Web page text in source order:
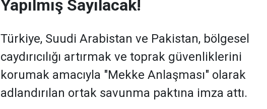
Yapılmış Sayılacak!
Türkiye, Suudi Arabistan ve Pakistan, bölgesel
caydırıcılığı artırmak ve toprak güvenliklerini
korumak amacıyla "Mekke Anlaşması" olarak
adlandırılan ortak savunma paktına imza attı.